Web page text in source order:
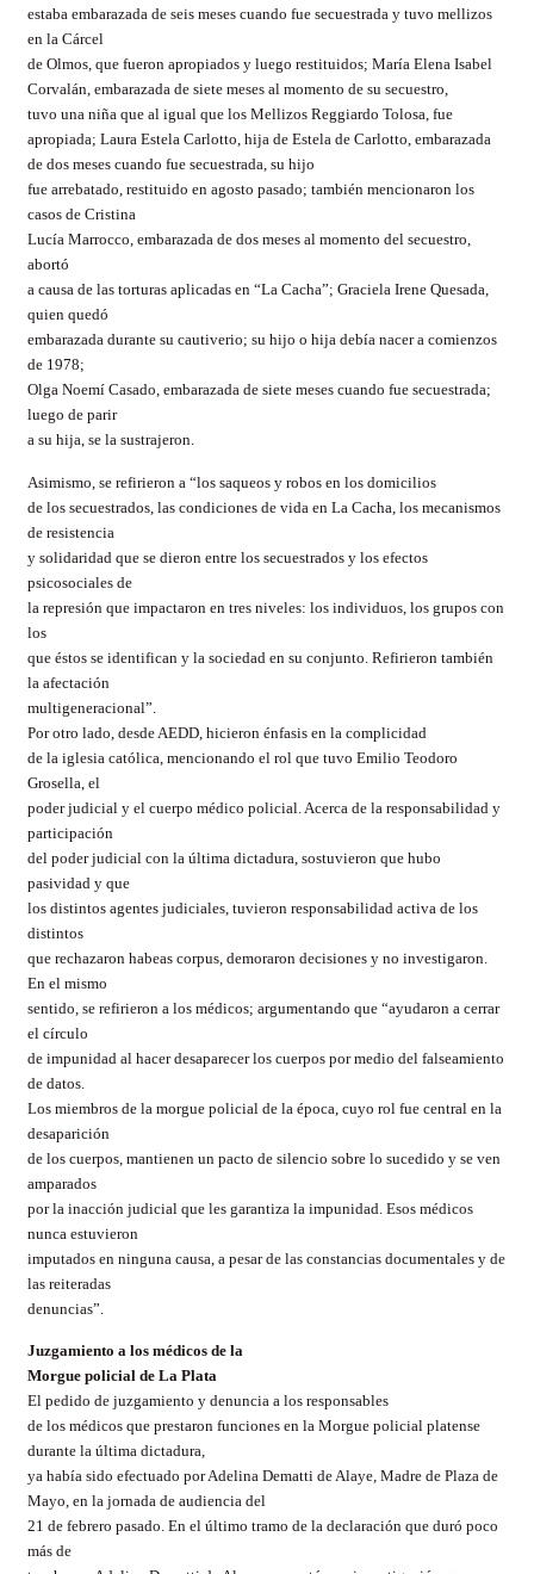
estaba embarazada de seis meses cuando fue secuestrada y tuvo mellizos
en la Cárcel
de Olmos, que fueron apropiados y luego restituidos; María Elena Isabel
Corvalán, embarazada de siete meses al momento de su secuestro,
tuvo una niña que al igual que los Mellizos Reggiardo Tolosa, fue
apropiada; Laura Estela Carlotto, hija de Estela de Carlotto, embarazada
de dos meses cuando fue secuestrada, su hijo
fue arrebatado, restituido en agosto pasado; también mencionaron los
casos de Cristina
Lucía Marrocco, embarazada de dos meses al momento del secuestro,
abortó
a causa de las torturas aplicadas en “La Cacha”; Graciela Irene Quesada,
quien quedó
embarazada durante su cautiverio; su hijo o hija debía nacer a comienzos
de 1978;
Olga Noemí Casado, embarazada de siete meses cuando fue secuestrada;
luego de parir
a su hija, se la sustrajeron.
Asimismo, se refirieron a “los saqueos y robos en los domicilios
de los secuestrados, las condiciones de vida en La Cacha, los mecanismos
de resistencia
y solidaridad que se dieron entre los secuestrados y los efectos
psicosociales de
la represión que impactaron en tres niveles: los individuos, los grupos con
los
que éstos se identifican y la sociedad en su conjunto. Refirieron también
la afectación
multigeneracional”.
Por otro lado, desde AEDD, hicieron énfasis en la complicidad
de la iglesia católica, mencionando el rol que tuvo Emilio Teodoro
Grosella, el
poder judicial y el cuerpo médico policial. Acerca de la responsabilidad y
participación
del poder judicial con la última dictadura, sostuvieron que hubo
pasividad y que
los distintos agentes judiciales, tuvieron responsabilidad activa de los
distintos
que rechazaron habeas corpus, demoraron decisiones y no investigaron.
En el mismo
sentido, se refirieron a los médicos; argumentando que “ayudaron a cerrar
el círculo
de impunidad al hacer desaparecer los cuerpos por medio del falseamiento
de datos.
Los miembros de la morgue policial de la época, cuyo rol fue central en la
desaparición
de los cuerpos, mantienen un pacto de silencio sobre lo sucedido y se ven
amparados
por la inacción judicial que les garantiza la impunidad. Esos médicos
nunca estuvieron
imputados en ninguna causa, a pesar de las constancias documentales y de
las reiteradas
denuncias”.
Juzgamiento a los médicos de la
Morgue policial de La Plata
El pedido de juzgamiento y denuncia a los responsables
de los médicos que prestaron funciones en la Morgue policial platense
durante la última dictadura,
ya había sido efectuado por Adelina Dematti deAlaye, Madre de Plaza de
Mayo, en la jornada de audiencia del
21 de febrero pasado. En el último tramo de la declaración que duró poco
más de